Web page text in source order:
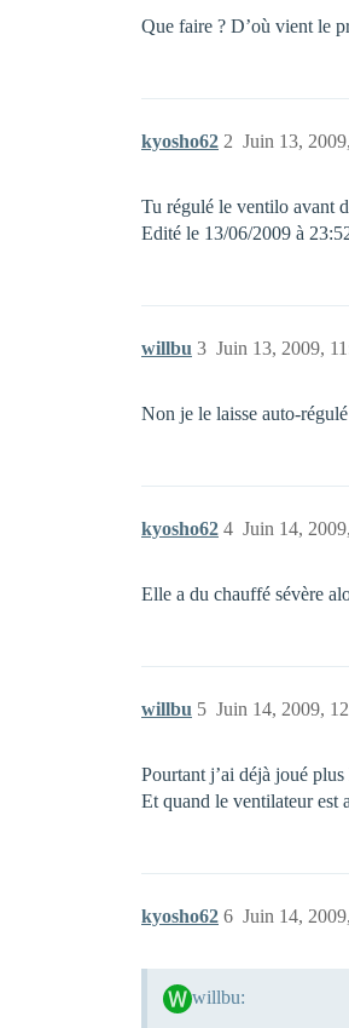
Que faire ? D’où vient le
kyosho62 Juin 13,
2
Tu régulé le ventilo avant
Edité le 13/06/2009 à
willbu Juin 13, 2009,
3
Non je le laisse auto-régulé
kyosho62 Juin 14,
4
Elle a du chauffé sévère
willbu Juin 14, 2009,
5
Pourtant j’ai déjà joué
Et quand le ventilateur est
kyosho62 Juin 14,
6
willbu: